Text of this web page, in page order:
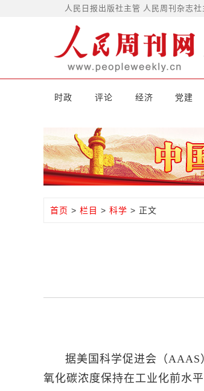
人民日报出版社主管 人民周刊杂志社
时政 评论 经济 党建
首页 > 栏目 > 科学 > 正文
据美国科学促进会（
氧化碳浓度保持在工业化前水